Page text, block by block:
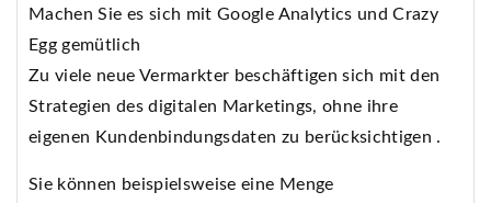
Machen Sie es sich mit Google Analytics und Crazy
Egg gemütlich
Zu viele neue Vermarkter beschäftigen sich mit den
Strategien des digitalen Marketings, ohne ihre
eigenen Kundenbindungsdaten zu berücksichtigen .
Sie können beispielsweise eine Menge